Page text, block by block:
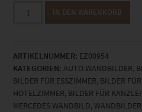
Mercedes
at
Europa
Park
V
Menge
IN DEN WARENKORB
ARTIKELNUMMER: EZ00954
KATEGORIEN: AUTO WANDBILDER,
BILDER FÜR ESSZIMMER, BILDER
HOTELZIMMER, BILDER FÜR KANZLEI
MERCEDES WANDBILD,